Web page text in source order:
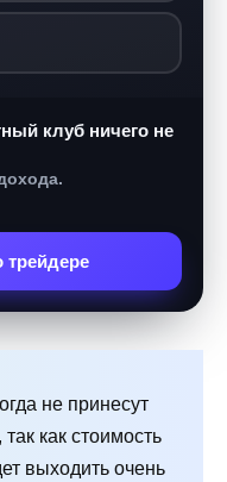
клуб ничего не
трейдере
не принесут
как стоимость
выходить очень